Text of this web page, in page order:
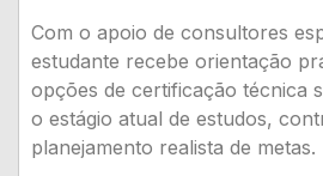
Com o apoio de consultores
estudante recebe orientação
opções de certificação técnica
o estágio atual de estudos,
planejamento realista de metas.